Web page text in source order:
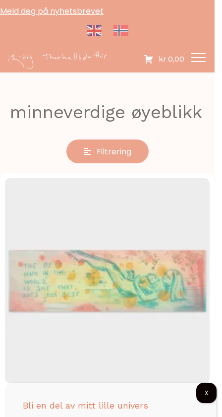
Meld deg på nyhetsbrevet
kr 0,00
minneverdige øyeblikk
Filtrering
The best mum in the world
Bli en del av mitt lille univers
X